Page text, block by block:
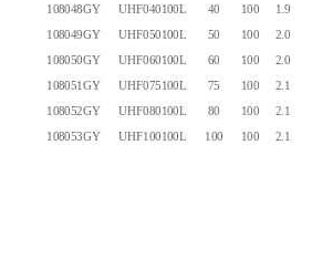
108048GY
UHF040100L 40 100
1.90
108049GY
UHF050100L 50 100
2.00
108050GY
UHF060100L 60 100
2.00
108051GY
UHF075100L 75 100
2.10
108052GY
UHF080100L 80 100
2.10
108053GY
UHF100100L 100 100 2.10